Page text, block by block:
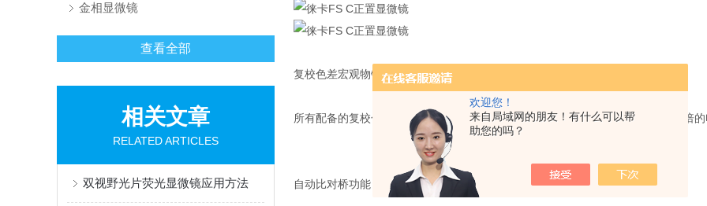
欢迎您！
来自局域网的朋友！有什么可以帮
助您的吗？
复校色差宏观物镜
所有配备的复校色差物镜均齐焦并远心对中，表征最细节的样品。由于配备了1.5倍
自动比对桥功能
金相显微镜
查看全部
相关文章
RELATED ARTICLES
双视野光片荧光显微镜应用方法